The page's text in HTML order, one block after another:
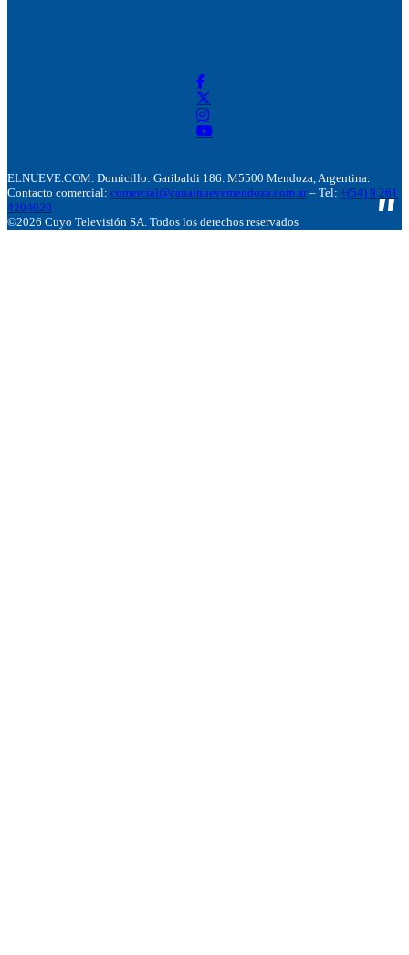
ELNUEVE.COM. Domicillo: Garibaldi 186. M5500 Mendoza, Argentina.
Contacto comercial: comercial@canalnuevemendoza.com.ar – Tel: +(54) 9 261
4204020
©2026 Cuyo Televisión SA. Todos los derechos reservados